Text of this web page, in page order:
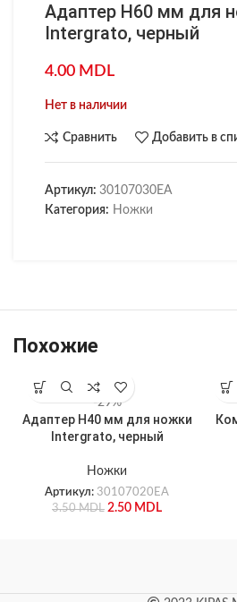
Адаптер H60 мм для
Intergrato, черный
4.00 MDL
Нет в наличии
Сравнить Добавить в
Артикул: 30107030EA
Категория: Ножки
Похожие
-29%
Адаптер H40 мм для ножки
Intergrato, черный
Ножки
Артикул: 30107020EA
3.50MDL 2.50 MDL